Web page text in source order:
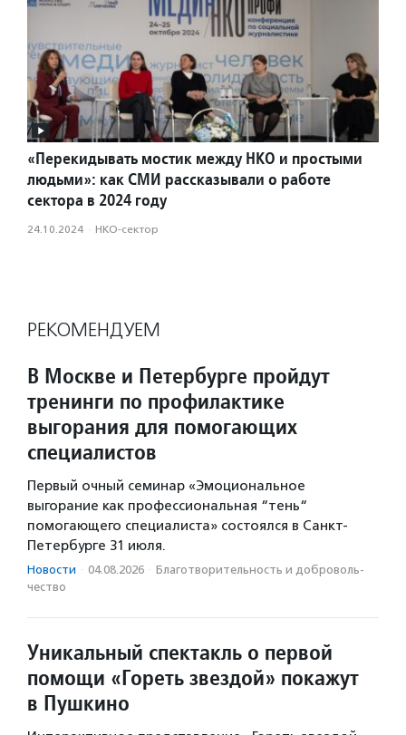
«Перекидывать мостик между НКО и простыми
людьми»: как СМИ рассказывали о работе
сектора в 2024 году
24.10.2024 · НКО-сектор
РЕКОМЕНДУЕМ
В Москве и Петербурге пройдут
тренинги по профилактике
выгорания для помогающих
специалистов
Первый очный семинар «Эмоциональное
выгорание как профессиональная “тень“
помогающего специалиста» состоялся в Санкт-
Петербурге 31 июля.
Новости · 04.08.2026 · Благотвори­тель­ность и доброволь­
чест­во
Уникальный спектакль о первой
помощи «Гореть звездой» покажут
в Пушкино